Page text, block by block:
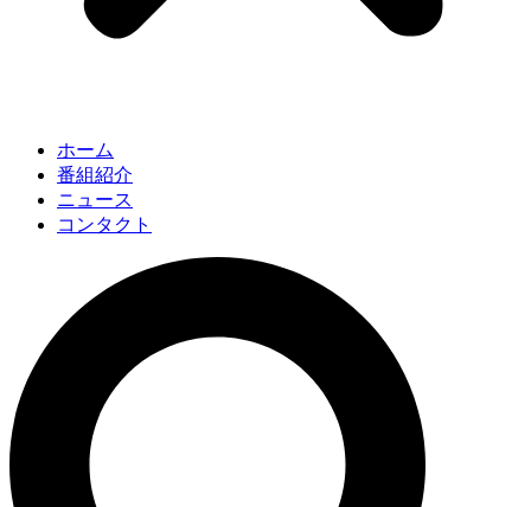
ホーム
番組紹介
ニュース
コンタクト